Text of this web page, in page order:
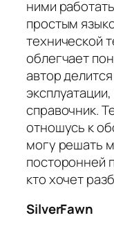
ними
простым
технической
облегчает
автор
справочник.
отношусь к
могу решать
посторонней
кто хочет
SilverFawn